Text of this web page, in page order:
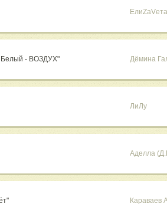
Белый - ВОЗДУХ" Дёмина
ЛиЛу
Аделла
Караваев